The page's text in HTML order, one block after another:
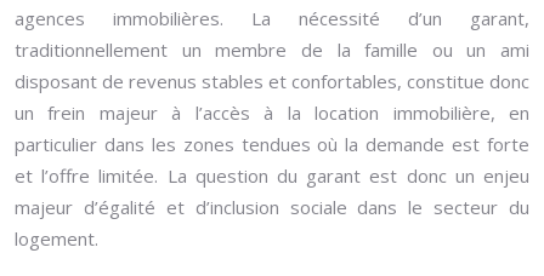
agences immobilières. La nécessité d’un garant,
traditionnellement un membre de la famille ou un ami
disposant de revenus stables et confortables, constitue donc
un frein majeur à l’accès à la location immobilière, en
particulier dans les zones tendues où la demande est forte
et l’offre limitée. La question du garant est donc un enjeu
majeur d’égalité et d’inclusion sociale dans le secteur du
logement.